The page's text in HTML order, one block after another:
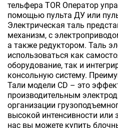
тельфера TOR Оператор
помощью пульта ДУ или
Электрическая таль
механизм, с
а также редуктором. Таль
использоваться как
оборудование, так и
консольную систему.
Тали модели CD – это
производительным
организации
высокой интенсивности или
нас вы можете купить